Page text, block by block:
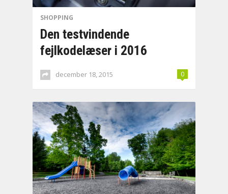
SHOPPING
Den testvindende
fejlkodelæser i 2016
december 18, 2015 0